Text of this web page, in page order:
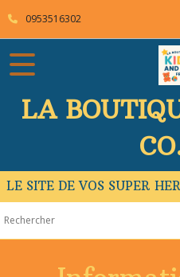
0953516302
LA
LE SITE DE VOS SUPER